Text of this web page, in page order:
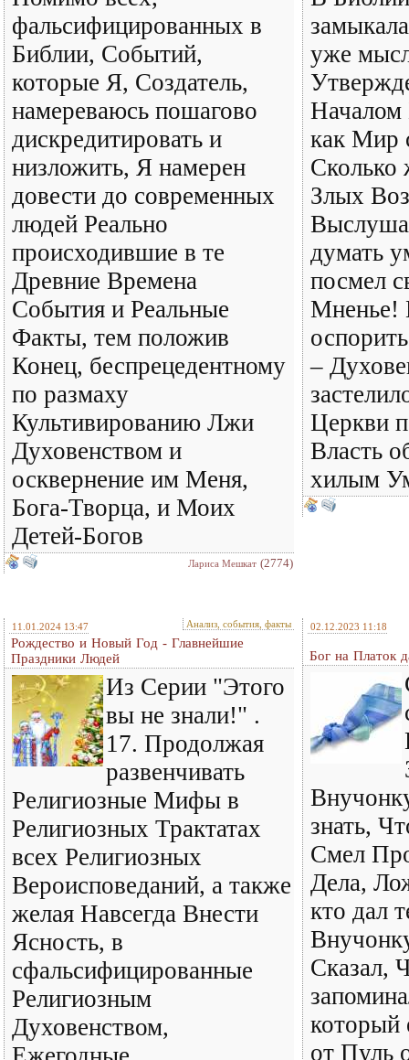
фальсифицированных в
Библии, Событий,
которые Я, Создатель,
намереваюсь пошагово
дискредитировать и
низложить, Я намерен
довести до современных
людей Реально
происходившие в те
Древние Времена
События и Реальные
Факты, тем положив
Конец, беспрецедентному
по размаху
Культивированию Лжи
Духовенством и
осквернение им Меня,
Бога-Творца, и Моих
Детей-Богов
Лариса Мешкат (2774)
уже
Началом
как Мир
Сколько
Злых
думать
посмел
Мненье!
–
Церкви
Власть
хилым
11.01.2024 13:47 Анализ, события, факты
Рождество и Новый Год - Главнейшие
Праздники Людей
Из Серии "Этого
вы не знали!" .
17. Продолжая
развенчивать
Религиозные Мифы в
Религиозных Трактатах
всех Религиозных
Вероисповеданий, а также
желая Навсегда Внести
Ясность, в
сфальсифицированные
Религиозным
Духовенством,
02.12.2023 11:18
Бог на Платок
знать,
Смел
Дела,
кто дал
Сказал,
который
от Пуль